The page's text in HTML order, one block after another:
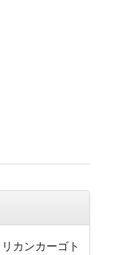
カンカーゴト